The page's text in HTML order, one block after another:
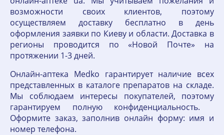
возможности своих клиентов, поэтому
осуществляем доставку бесплатно в день
оформления заявки по Киеву и области. Доставка в
регионы проводится по «Новой Почте» на
протяжении 1-3 дней.
Онлайн-аптека Medko гарантирует наличие всех
представленных в каталоге препаратов на складе.
Мы соблюдаем интересы покупателей, поэтому
гарантируем полную конфиденциальность.
Оформите заказ, заполнив онлайн форму: имя и
номер телефона.